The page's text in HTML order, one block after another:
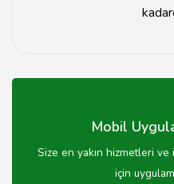
değişiklik göstermektedir;
Mobil
Size en yakın hizmetleri
için